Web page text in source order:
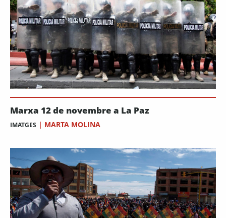
Marxa 12 de novembre a La Paz
IMATGES | MARTA MOLINA